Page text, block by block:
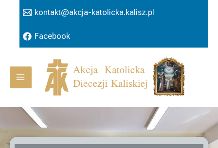
kontakt@akcja-katolicka.kalisz.pl
Facebook
Main
Menu